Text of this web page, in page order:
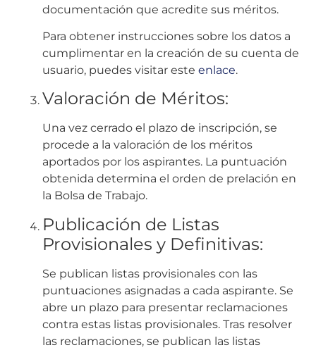
documentación que acredite sus méritos.
Para obtener instrucciones sobre los datos a
cumplimentar en la creación de su cuenta de
usuario, puedes visitar este enlace.
Valoración de Méritos:
Una vez cerrado el plazo de inscripción, se
procede a la valoración de los méritos
aportados por los aspirantes. La puntuación
obtenida determina el orden de prelación en
la Bolsa de Trabajo.
Publicación de Listas
Provisionales y Definitivas:
Se publican listas provisionales con las
puntuaciones asignadas a cada aspirante. Se
abre un plazo para presentar reclamaciones
contra estas listas provisionales. Tras resolver
las reclamaciones, se publican las listas